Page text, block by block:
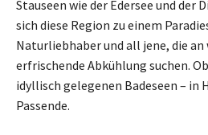
Stauseen wie der Edersee und der
sich diese Region zu einem
Naturliebhaber und all jene, die an
erfrischende Abkühlung suchen.
idyllisch gelegenen Badeseen – in
Passende.